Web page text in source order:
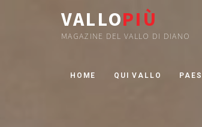
VALLOPIÙ
MAGAZINE DEL VALLO DI DIANO
HOME QUI VALLO PAESI